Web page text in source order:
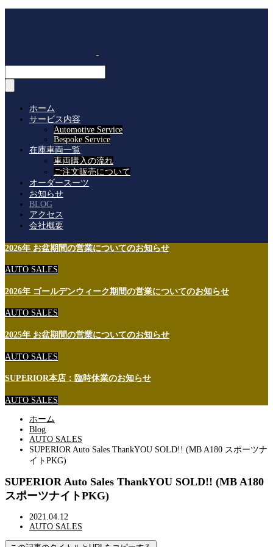
ホーム
サービス内容
Automotive Service
Bespoke Service
在庫車両一覧
車両購入の流れ
ご注文販売について
オーダースーツ
お知らせ
BLOG
アクセス
会社概要
2026年 お盆期間の営業についてのお知らせ
AUTO SALES
2026年 ゴールデンウィーク期間の営業についてのお知らせ
AUTO SALES
2025年 お盆期間の営業についてのお知らせ
AUTO SALES
SUPERIOR本店：臨時休業のお知らせ
AUTO SALES
ホーム
Blog
AUTO SALES
SUPERIOR Auto Sales ThankYOU SOLD!! (MB A180 スポーツナ
イトPKG)
SUPERIOR Auto Sales ThankYOU SOLD!! (MB A180
スポーツナイトPKG)
2021.04.12
AUTO SALES